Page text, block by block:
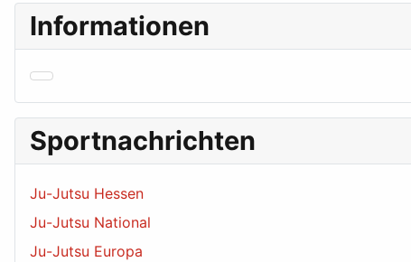
Informationen
Sportnachrichten
Ju-Jutsu Hessen
Ju-Jutsu National
Ju-Jutsu Europa